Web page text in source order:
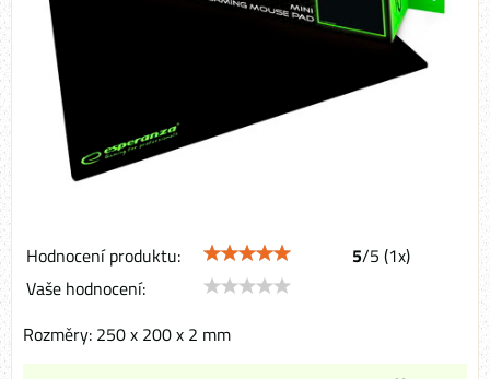
Hodnocení produktu: 5/5 (1x)
Vaše hodnocení:
Rozměry: 250 x 200 x 2 mm